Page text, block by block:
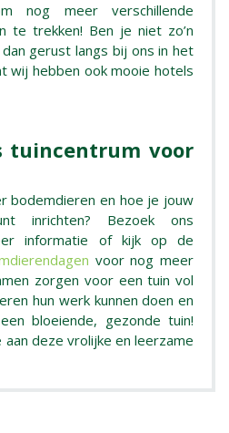
nog meer verschillende
te trekken! Ben je niet zo’n
gerust langs bij ons in het
wij hebben ook mooie hotels
tuincentrum voor
bodemdieren en hoe je jouw
inrichten? Bezoek ons
informatie of kijk op de
voor nog meer
zorgen voor een tuin vol
hun werk kunnen doen en
bloeiende, gezonde tuin!
deze vrolijke en leerzame